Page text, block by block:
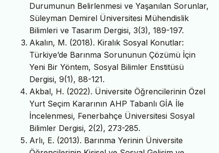
Durumunun Belirlenmesi ve Yaşanılan Sorunlar,
Süleyman Demirel Üniversitesi Mühendislik
Bilimleri ve Tasarım Dergisi, 3(3), 189-197.
Akalın, M. (2018). Kiralık Sosyal Konutlar:
Türkiye’de Barınma Sorununun Çözümü İçin
Yeni Bir Yöntem, Sosyal Bilimler Enstitüsü
Dergisi, 9(1), 88-121.
Akbal, H. (2022). Üniversite Öğrencilerinin Özel
Yurt Seçim Kararının AHP Tabanlı GİA İle
İncelenmesi, Fenerbahçe Üniversitesi Sosyal
Bilimler Dergisi, 2(2), 273-285.
Arlı, E. (2013). Barınma Yerinin Üniversite